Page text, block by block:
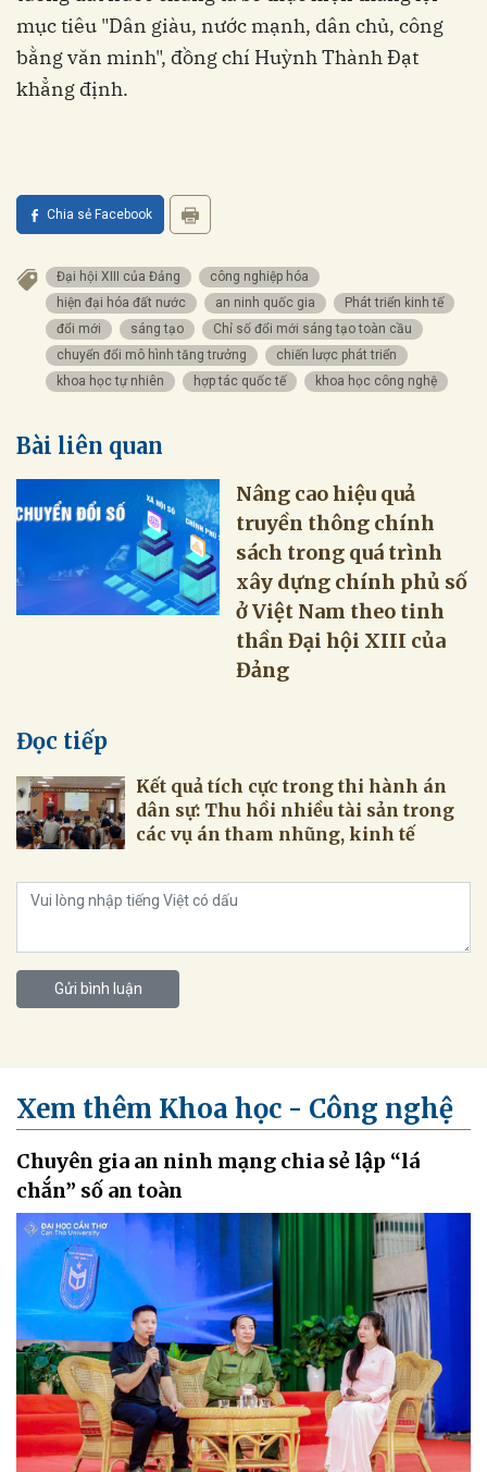
mục tiêu "Dân giàu, nước mạnh, dân chủ, công
bằng văn minh", đồng chí Huỳnh Thành Đạt
khẳng định.
Chia sẻ Facebook
Đại hội XIII của Đảng
công nghiệp hóa
hiện đại hóa đất nước
an ninh quốc gia
Phát triển kinh tế
đổi mới
sáng tạo
Chỉ số đổi mới sáng tạo toàn cầu
chuyển đổi mô hình tăng trưởng
chiến lược phát triển
khoa học tự nhiên
hợp tác quốc tế khoa học công nghệ
Bài liên quan
Nâng cao hiệu quả
truyền thông chính
sách trong quá trình
xây dựng chính phủ số
ở Việt Nam theo tinh
thần Đại hội XIII của
Đảng
Đọc tiếp
Kết quả tích cực trong thi hành án
dân sự: Thu hồi nhiều tài sản trong
các vụ án tham nhũng, kinh tế
Gửi bình luận
Xem thêm Khoa học - Công nghệ
Chuyên gia an ninh mạng chia sẻ lập “lá
chắn” số an toàn